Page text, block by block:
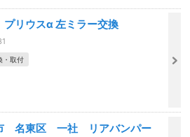
リウスα 左ミラー交換
・取付
名東区 一社 リアバンパー